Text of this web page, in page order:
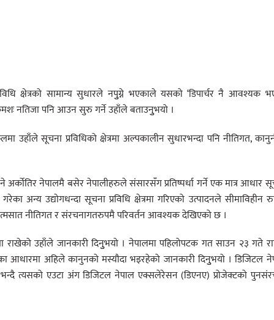
क्षेत्रको सामान्य सुधारले नपुुग्ने भएकाले यसको ‘डिपार्चर नै आवश्यक
नतिजा पनि आउन सुरु गर्ने उहाँले बताउनुुभयो ।
उहाँले सूचना प्रविधिको क्षेत्रमा अल्पकालीन सुधारभन्दा पनि नीतिगत,
नेपालमै बसेर नेपालीहरुले संसारसँग प्रतिष्पर्धा गर्ने एक मात्र आधार
अन्य उद्योगधन्दा सूचना प्रविधि क्षेत्रमा गरिएको उत्पादनले सीमाविहीन
नीतिगत र संरचनागतरुपमै परिवर्तन आवश्यक देखिएको छ ।
उहाँले जानकारी दिनुुभयो । नेपालमा पहिलोपटक गत साउन २३ गते
आधारमा अहिले कानुनको मस्यौदा भइरहेको जानकारी दिनुुभयो । डिजिटल
भन्दै त्यसको एउटा अंग डिजिटल नेपाल एक्सलेरेसन (डिएनए) प्रोजेक्टको